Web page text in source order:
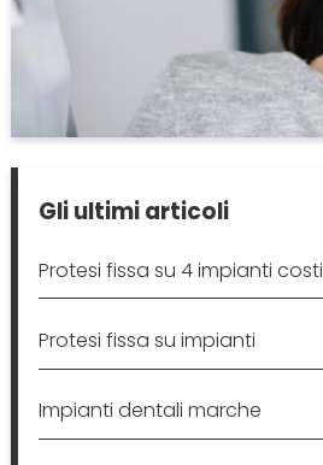
Gli ultimi articoli
Protesi fissa su 4 impianti costi
Protesi fissa su impianti
Impianti dentali marche